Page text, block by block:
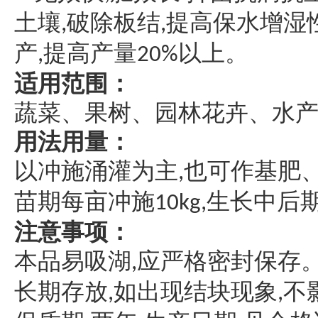
土壤,破除板结,提高保水增湿
产,提高产量20%以上。
适用范围 ：
蔬菜、果树、园林花卉、水
用法用量：
以冲施涌灌为主,也可作基肥
苗期每亩冲施10kg,生长中后
注意事项：
本品易吸湖,应严格密封保存
长期存放,如出现结块现象 ,不